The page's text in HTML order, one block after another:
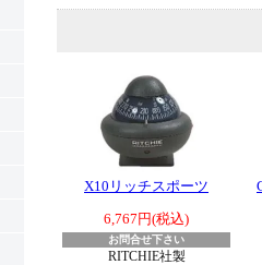
X10リッチスポーツ
6,767円(税込)
お問合せ下さい
RITCHIE社製